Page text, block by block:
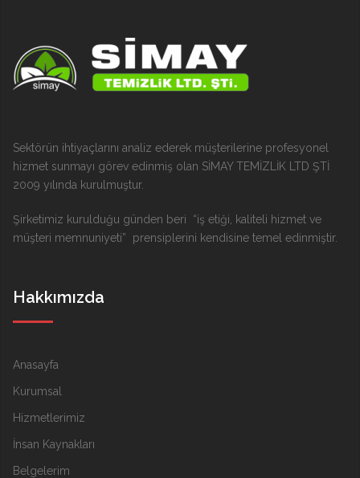
Sektörün ihtiyaçlarını analiz ederek müşterilerine profesyonel
hizmet sunmayı görev edinmiş olan SİMAY TEMİZLİK LTD ŞTİ
2009 yılında kurulmuştur.
Şirketimiz kurulduğu günden beri “iş etiği, kaliteli hizmet ve
müşteri memnuniyeti” prensiplerini kendisine temel edinmiştir.
Hakkımızda
Anasayfa
Kurumsal
Hizmetlerimiz
İnsan Kaynakları
Belgelerim